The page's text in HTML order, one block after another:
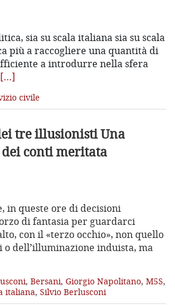
sia su scala italiana sia su scala
più a raccogliere una quantità di
a introdurre nella sfera
[…]
civile
tre illusionistiUna
conti meritata
in queste ore di decisioni
di fantasia per guardarci
con il «terzo occhio», non quello
o dell’illuminazione induista, ma
, Bersani, Giorgio Napolitano, M5S,
italiana, Silvio Berlusconi